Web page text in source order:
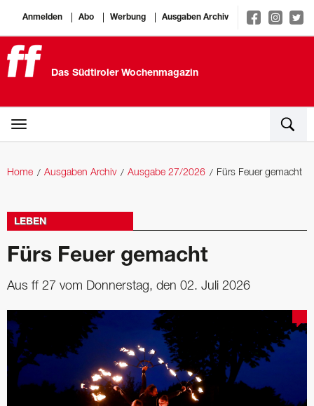
Anmelden Abo Werbung Ausgaben Archiv
Das Südtiroler Wochenmagazin
Home Ausgaben Archiv Ausgabe 27/2026 Fürs Feuer gemacht
LEBEN
Fürs Feuer gemacht
Aus ff 27 vom Donnerstag, den 02. Juli 2026